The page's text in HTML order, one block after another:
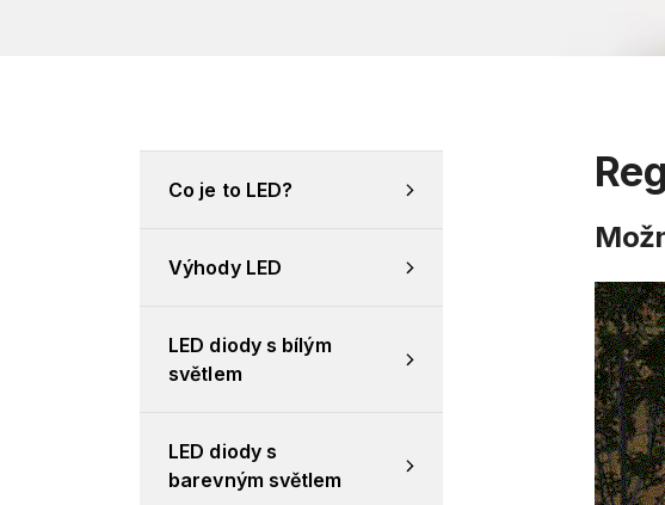
Co je to LED?
Výhody LED
LED diody s bílým
světlem
LED diody s
barevným světlem